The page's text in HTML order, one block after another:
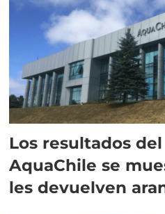
Los resultados
AquaChile se
les devuelven